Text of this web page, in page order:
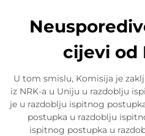
cijevi od
U tom smislu, Komisija je
iz NRK-a u Uniju u razdoblju
je u razdoblju ispitnog
postupka u razdoblju
ispitnog postupka u